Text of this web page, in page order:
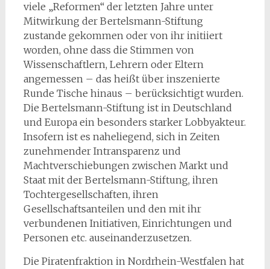
viele „Reformen“ der letzten Jahre unter
Mitwirkung der Bertelsmann-Stiftung
zustande gekommen oder von ihr initiiert
worden, ohne dass die Stimmen von
Wissenschaftlern, Lehrern oder Eltern
angemessen – das heißt über inszenierte
Runde Tische hinaus – berücksichtigt wurden.
Die Bertelsmann-Stiftung ist in Deutschland
und Europa ein besonders starker Lobbyakteur.
Insofern ist es naheliegend, sich in Zeiten
zunehmender Intransparenz und
Machtverschiebungen zwischen Markt und
Staat mit der Bertelsmann-Stiftung, ihren
Tochtergesellschaften, ihren
Gesellschaftsanteilen und den mit ihr
verbundenen Initiativen, Einrichtungen und
Personen etc. auseinanderzusetzen.
Die Piratenfraktion in Nordrhein-Westfalen hat